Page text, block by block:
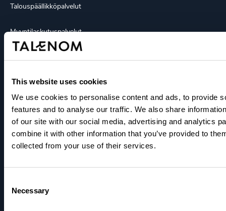
This website uses cookies
We use cookies to personalise content and ads, to provide
features and to analyse our traffic. We also share
of our site with our social media, advertising and analytics
combine it with other information that you’ve provided to
collected from your use of their services.
Selection
Necessary
Talouspäällikköpalvelut
Myyntilaskutuspalvelut
Yritystili
Tutustu
Barometri